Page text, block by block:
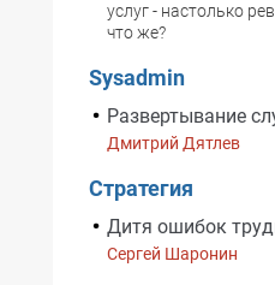
услуг - настолько
что же?
Sysadmin
Развертывание
Дмитрий Дятлев
Стратегия
Дитя ошибок
Сергей Шаронин